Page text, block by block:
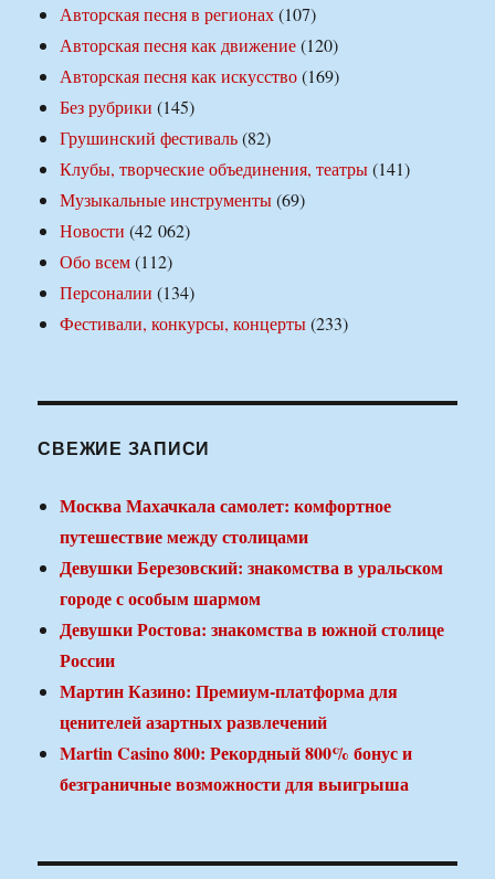
Авторская песня в регионах(107)
Авторская песня как движение(120)
Авторская песня как искусство(169)
Без рубрики (145)
Грушинский фестиваль(82)
Клубы, творческие объединения, театры(141)
Музыкальные инструменты(69)
Новости (42 062)
Обо всем(112)
Персоналии (134)
Фестивали, конкурсы, концерты(233)
СВЕЖИЕ ЗАПИСИ
Москва Махачкала самолет: комфортное
путешествие между столицами
Девушки Березовский: знакомства в уральском
городе с особым шармом
Девушки Ростова: знакомства в южной столице
России
Мартин Казино: Премиум-платформа для
ценителей азартных развлечений
Martin Casino 800: Рекордный 800% бонус и
безграничные возможности для выигрыша